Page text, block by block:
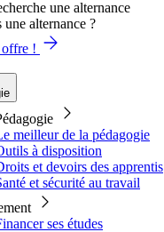
une alternance ?
offre !
meilleur de la pédagogie
à disposition
et devoirs des apprentis
et sécurité au travail
ses études